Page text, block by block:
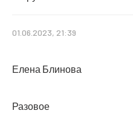
01.06.2023, 21:39
Елена Блинова
Разовое